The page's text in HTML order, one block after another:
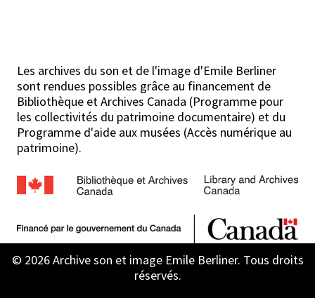
Les archives du son et de l'image d'Emile Berliner
sont rendues possibles grâce au financement de
Bibliothèque et Archives Canada (Programme pour
les collectivités du patrimoine documentaire) et du
Programme d'aide aux musées (Accès numérique au
patrimoine).
© 2026 Archive son et image Emile Berliner. Tous droits
réservés.